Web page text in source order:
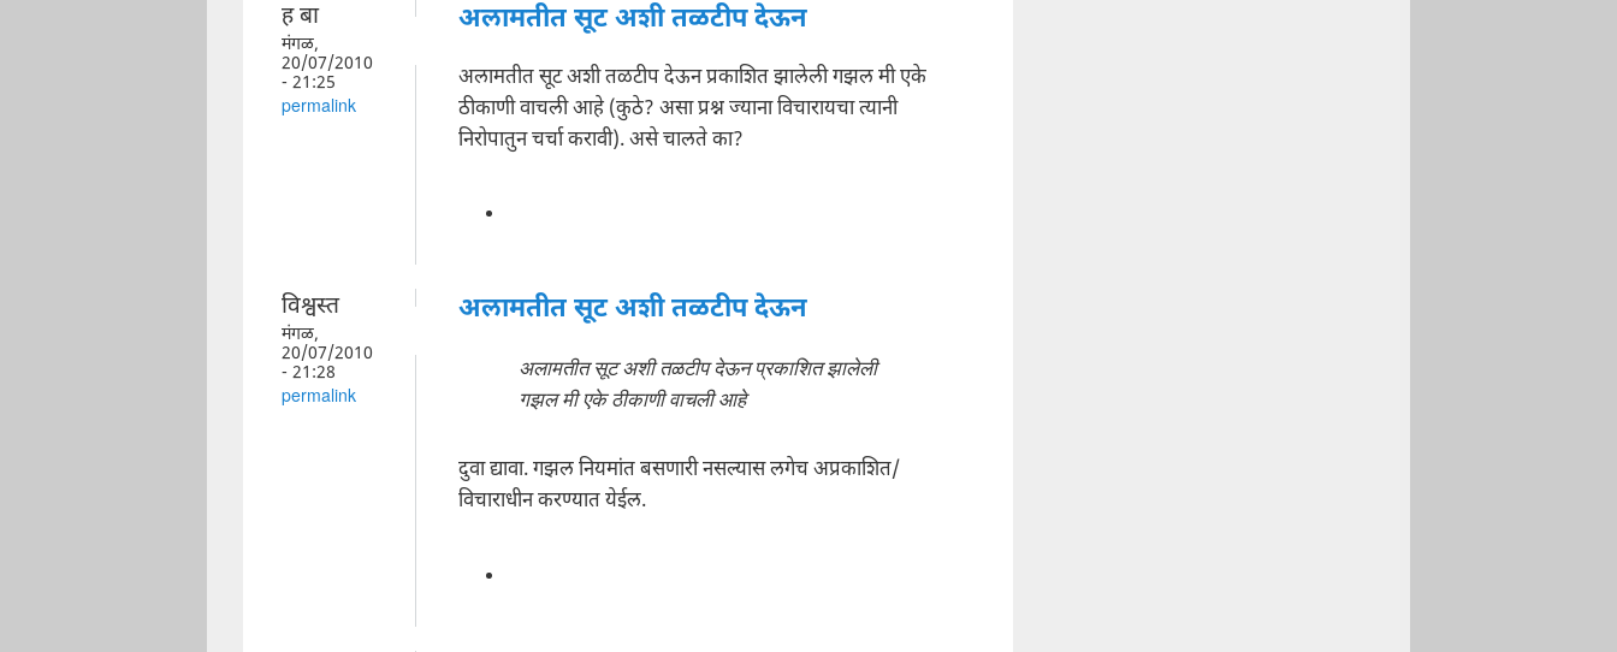
ह बा
मंगळ,
20/07/2010
- 21:25
permalink
अलामतीत सूट अशी तळटीप देऊन
अलामतीत सूट अशी तळटीप देऊन प्रकाशित झालेली गझल मी एके
ठीकाणी वाचली आहे (कुठे? असा प्रश्न ज्याना विचारायचा त्यानी
निरोपातुन चर्चा करावी). असे चालते का?
विश्वस्त
मंगळ,
20/07/2010
- 21:28
permalink
अलामतीत सूट अशी तळटीप देऊन
अलामतीत सूट अशी तळटीप देऊन प्रकाशित झालेली
गझल मी एके ठीकाणी वाचली आहे
दुवा द्यावा. गझल नियमांत बसणारी नसल्यास लगेच अप्रकाशित/
विचाराधीन करण्यात येईल.